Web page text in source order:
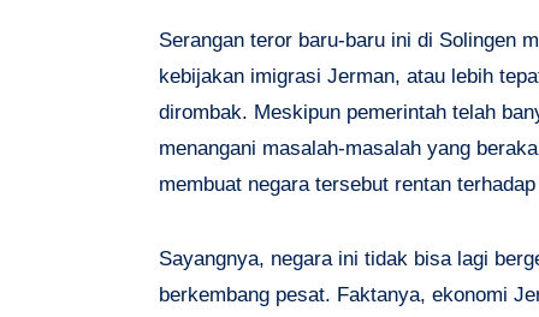
Serangan teror baru-baru ini di Solingen
kebijakan imigrasi Jerman, atau lebih
dirombak. Meskipun pemerintah telah
menangani masalah-masalah yang
membuat negara tersebut rentan
Sayangnya, negara ini tidak bisa lagi
berkembang pesat. Faktanya, ekonomi